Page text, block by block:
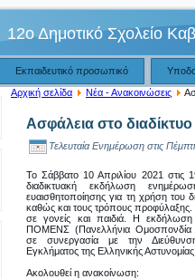
12ο Δημοτικό Σχολείο
Εκπαιδευτικό προσωπικό
Αρχική σελίδα Νέα - Ανακοινώσεις
Ασφάλεια στο διαδίκτυο
Τελευταία Ενημέρωση στις
Το Σάββατο 10 Απριλίου 2021 στις
διαδικτυακή εκδήλωση
ευαισθητοποίησης για τη χρήση του
καθώς και τους τρόπους
σε γονείς και παιδιά. Η εκδήλωση
ΠΟΜΕΝΣ (Πανελλήνια Ομοσπονδία
σε συνεργασία με την
Εγκλήματος της Ελληνικής
Ακολουθεί η ανακοίνωση: